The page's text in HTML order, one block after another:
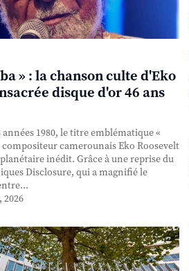
» : la chanson culte d'Eko
disque d'or 46 ans
1980, le titre emblématique «
camerounais Eko Roosevelt
inédit. Grâce à une reprise du
Disclosure, qui a magnifié le
2026